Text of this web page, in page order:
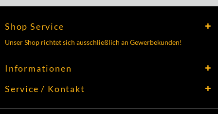
Shop Service
Unser Shop richtet sich ausschließlich an Gewerbekunden!
Informationen
Service / Kontakt